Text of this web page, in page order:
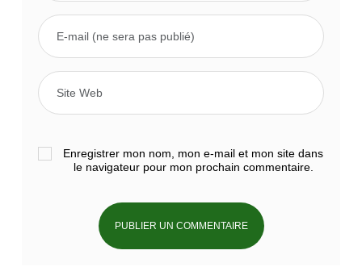
Enregistrer mon nom, mon e-mail et mon site dans
le navigateur pour mon prochain commentaire.